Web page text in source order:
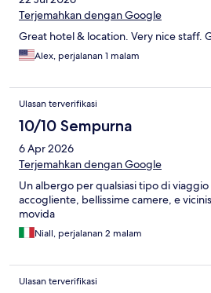
Terjemahkan dengan Google
Great hotel & location. Very nice staff.
Alex, perjalanan 1 malam
Ulasan terverifikasi
10/10 Sempurna
6 Apr 2026
Terjemahkan dengan Google
Un albergo per qualsiasi tipo di
accogliente, bellissime camere, e
movida
Niall, perjalanan 2 malam
Ulasan terverifikasi